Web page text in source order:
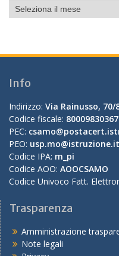
Info
Indirizzo: Via Rainusso, 70/
Codice fiscale: 80009830367
PEC:
PEO: usp.mo@istruzione.it
Codice IPA: m_pi
Codice AOO: AOOCSAMO
Codice Univoco Fatt.
Trasparenza
Amministrazione
Note legali